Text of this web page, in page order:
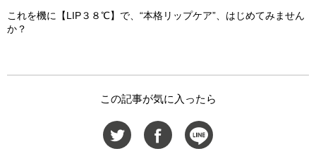
これを機に【LIP３８℃】で、“本格リップケア”、はじめてみません
か？
この記事が気に入ったら